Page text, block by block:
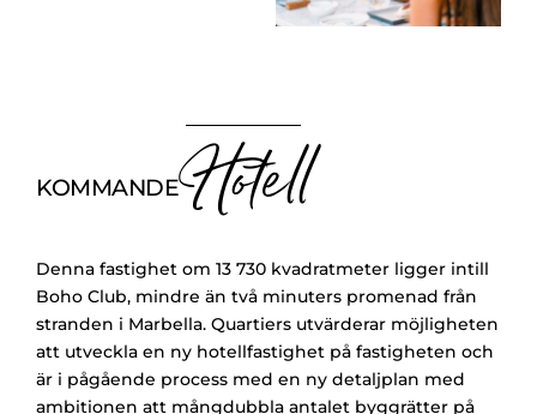
KOMMANDE Hotell
Denna fastighet om 13 730 kvadratmeter ligger intill
Boho Club, mindre än två minuters promenad från
stranden i Marbella. Quartiers utvärderar möjligheten
att utveckla en ny hotellfastighet på fastigheten och
är i pågående process med en ny detaljplan med
ambitionen att mångdubbla antalet byggrätter på